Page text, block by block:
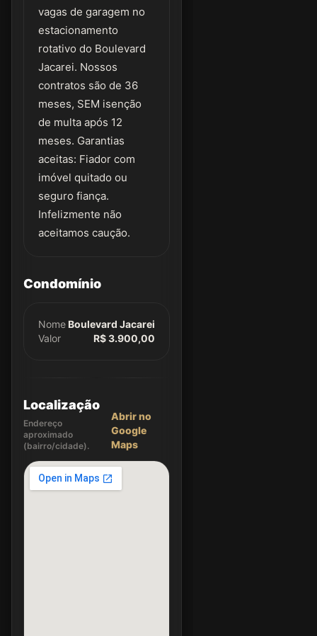
vagas de garagem no
estacionamento
rotativo do Boulevard
Jacarei. Nossos
contratos são de 36
meses, SEM isenção
de multa após 12
meses. Garantias
aceitas: Fiador com
imóvel quitado ou
seguro fiança.
Infelizmente não
aceitamos caução.
Condomínio
NomeBoulevard Jacarei
Valor
R$ 3.900,00
Localização
Endereço
aproximado
(bairro/cidade).
Abrir no
Google
Maps